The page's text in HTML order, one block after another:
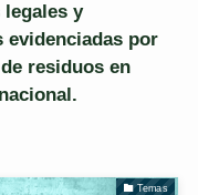
y
evidenciadas por
residuos en
Temas